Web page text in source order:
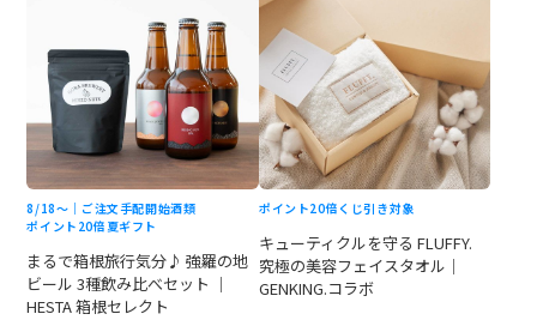
8/18〜｜ご注文手配開始酒類
ポイント20倍 夏ギフト
まるで箱根旅行気分♪ 強羅の地
ビール 3種飲み比べセット ｜
HESTA 箱根セレクト
ポイント20倍 くじ引き対象
キューティクルを守る FLUFFY.
究極の美容フェイスタオル｜
GENKING.コラボ